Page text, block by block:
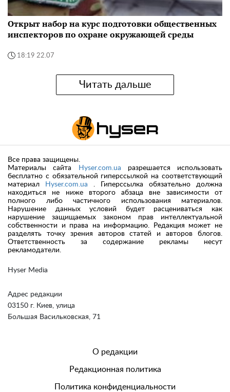
Открыт набор на курс подготовки общественных
инспекторов по охране окружающей среды
18:19 22.07
Читать дальше
Hyser Media
Адрес редакции
03150 г. Киев, улица
Большая Васильковская, 71
Все права защищены.
Материалы сайта
Hyser.com.ua разрешается использовать
бесплатно с обязательной гиперссылкой на соответствующий
материал
Hyser.com.ua . Гиперссылка обязательно должна
находиться не ниже второго абзаца вне зависимости от
полного либо частичного использования материалов.
Нарушение данных условий будет расцениваться как
нарушение защищаемых законом прав интеллектуальной
собственности и права на информацию. Редакция может не
разделять точку зрения авторов статей и авторов блогов.
Ответственность за содержание рекламы несут
рекламодатели.
О редакции
Редакционная политика
Политика конфиденциальности